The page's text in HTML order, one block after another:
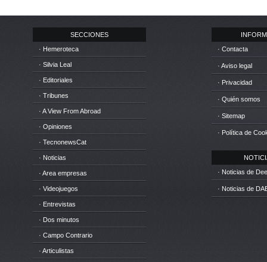
SECCIONES
· Hemeroteca
· Silvia Leal
· Editoriales
· Tribunes
· A View From Abroad
· Opiniones
· TecnonewsCat
· Noticias
· Area empresas
· Videojuegos
· Entrevistas
· Dos minutos
· Campo Contrario
· Articulistas
· Contacta
· Aviso legal
· Privacidad
· Quién somos
· Sitemap
· Política de
· Noticias de
· Noticias de